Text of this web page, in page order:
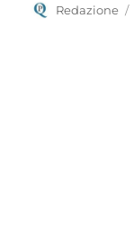
Autore
Redazione